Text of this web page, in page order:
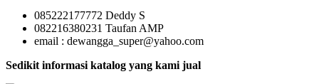
085222177772 Deddy S
082216380231 Taufan AMP
email : dewangga_super@yahoo.com
Sedikit informasi katalog yang kami jual